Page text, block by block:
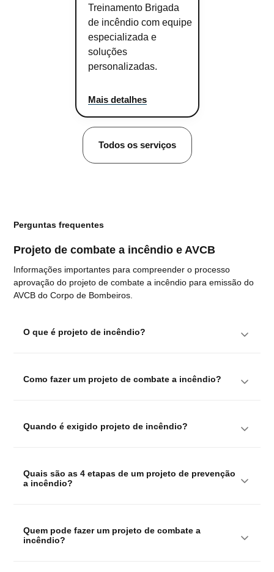
Treinamento Brigada
de incêndio com equipe
especializada e
soluções
personalizadas.
Mais detalhes
Todos os serviços
Perguntas frequentes
Projeto de combate a incêndio e AVCB
Informações importantes para compreender o processo
aprovação do projeto de combate a incêndio para emissão do
AVCB do Corpo de Bombeiros.
O que é projeto de incêndio?
Como fazer um projeto de combate a incêndio?
Quando é exigido projeto de incêndio?
Quais são as 4 etapas de um projeto de prevenção
a incêndio?
Quem pode fazer um projeto de combate a
incêndio?